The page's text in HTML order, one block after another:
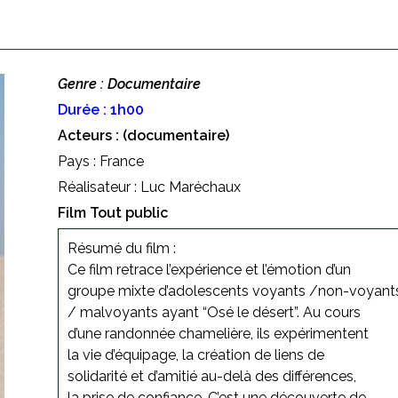
Genre : Documentaire
Durée : 1h00
Acteurs : (documentaire)
Pays : France
Réalisateur : Luc Maréchaux
Film Tout public
Résumé du film :
Ce film retrace l’expérience et l’émotion d’un
groupe mixte d’adolescents voyants /non-
/ malvoyants ayant “Osé le désert”. Au cours
d’une randonnée chamelière, ils expérimentent
la vie d’équipage, la création de liens de
solidarité et d’amitié au-delà des différences,